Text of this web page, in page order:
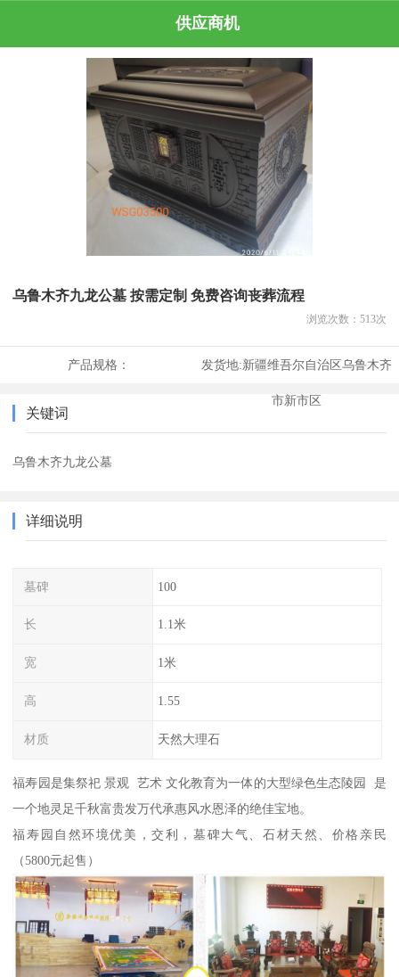
供应商机
乌鲁木齐九龙公墓 按需定制 免费咨询丧葬流程
浏览次数： 513次
产品规格： 发货地:新疆维吾尔自治区乌鲁木齐
市新市区
关键词
乌鲁木齐九龙公墓
详细说明
墓碑 100
长 1.1米
宽 1米
高 1.55
材质 天然大理石
福寿园是集祭祀 景观 艺术 文化教育为一体的大型绿色生态陵园 是
一个地灵足千秋富贵发万代承惠风水恩泽的绝佳宝地。
福寿园自然环境优美，交利，墓碑大气、石材天然、价格亲民
（5800元起售）